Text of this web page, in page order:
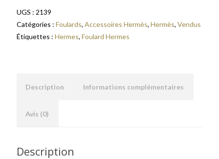
UGS : 2139
Catégories : Foulards, Accessoires Hermès, Hermès, Vendus
Étiquettes : Hermes, Foulard Hermes
Description Informations complémentaires
Avis (0)
Description